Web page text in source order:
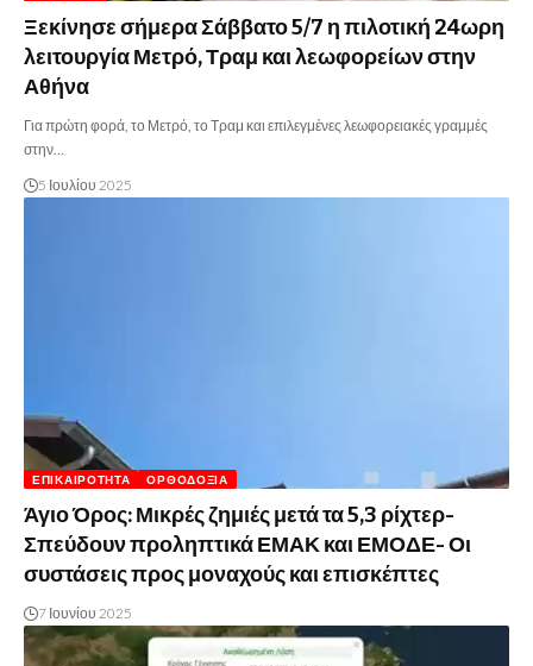
Ξεκίνησε σήμερα Σάββατο 5/7 η πιλοτική 24ωρη
λειτουργία Μετρό, Τραμ και λεωφορείων στην
Αθήνα
Για πρώτη φορά, το Μετρό, το Τραμ και επιλεγμένες λεωφορειακές γραμμές
στην…
5 Ιουλίου 2025
ΕΠΙΚΑΙΡΌΤΗΤΑ ΟΡΘΟΔΟΞΊΑ
Άγιο Όρος: Μικρές ζημιές μετά τα 5,3 ρίχτερ-
Σπεύδουν προληπτικά ΕΜΑΚ και ΕΜΟΔΕ- Οι
συστάσεις προς μοναχούς και επισκέπτες
7 Ιουνίου 2025